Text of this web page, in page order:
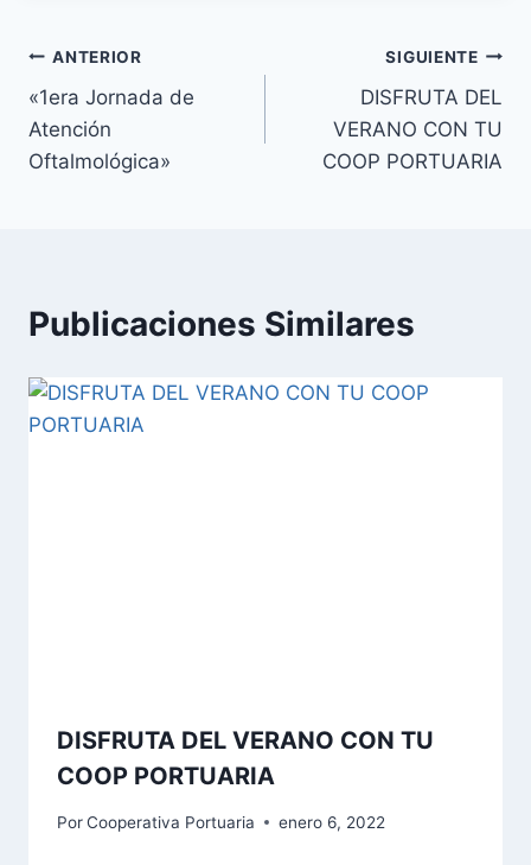
ANTERIOR
«1era Jornada de
Atención
Oftalmológica»
SIGUIENTE
DISFRUTA DEL
VERANO CON TU
COOP PORTUARIA
Publicaciones Similares
DISFRUTA DEL VERANO CON TU
COOP PORTUARIA
PorCooperativa Portuaria enero 6, 2022